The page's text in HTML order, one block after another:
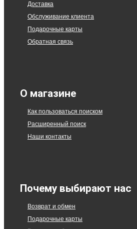
Доставка
Обслуживание клиента
Подарочные карты
Обратная связь
О магазине
Как пользоваться поиском
Расширенный поиск
Наши контакты
Почему выбирают нас
Возврат и обмен
Подарочные карты